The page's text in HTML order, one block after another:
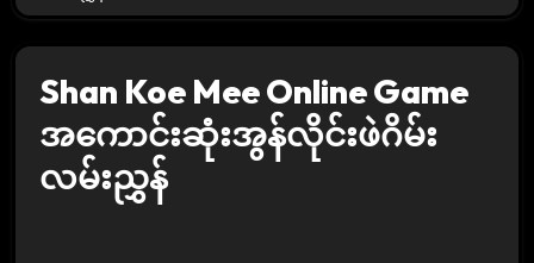
Shan Koe Mee Online Game
အကောင်းဆုံးအွန်လိုင်းဖဲဂိမ်း
လမ်းညွှန်